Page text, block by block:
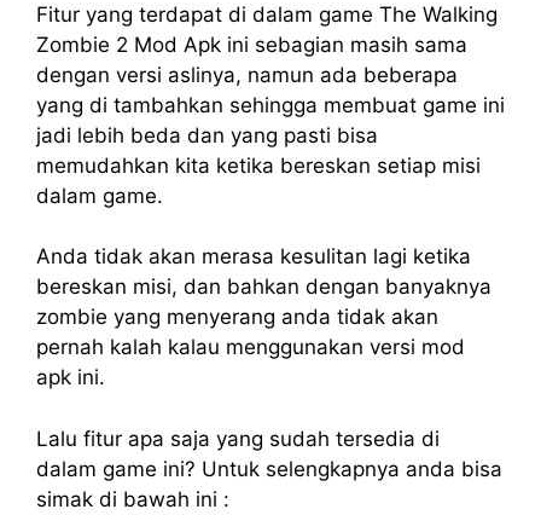
Fitur yang terdapat di dalam game The Walking
Zombie 2 Mod Apk ini sebagian masih sama
dengan versi aslinya, namun ada beberapa
yang di tambahkan sehingga membuat game ini
jadi lebih beda dan yang pasti bisa
memudahkan kita ketika bereskan setiap misi
dalam game.
Anda tidak akan merasa kesulitan lagi ketika
bereskan misi, dan bahkan dengan banyaknya
zombie yang menyerang anda tidak akan
pernah kalah kalau menggunakan versi mod
apk ini.
Lalu fitur apa saja yang sudah tersedia di
dalam game ini? Untuk selengkapnya anda bisa
simak di bawah ini :